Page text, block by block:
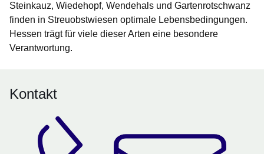
Steinkauz, Wiedehopf, Wendehals und Gartenrotschwanz
finden in Streuobstwiesen optimale Lebensbedingungen.
Hessen trägt für viele dieser Arten eine besondere
Verantwortung.
Kontakt